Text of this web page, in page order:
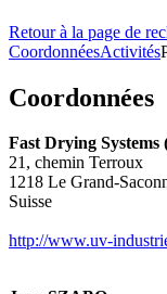
Retour à la page de
CoordonnéesActivités
Coordonnées
Fast Drying Systems
21, chemin Terroux
1218 Le Grand-
Suisse
http://www.uv-